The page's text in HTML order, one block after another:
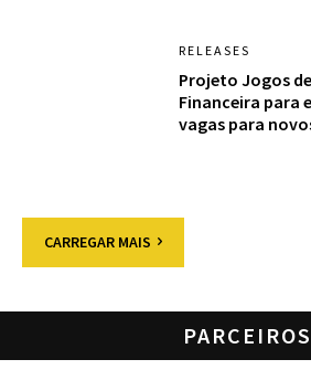
RELEASES
Projeto Jogos
Financeira para
vagas para
CARREGAR MAIS
PARCEIROS